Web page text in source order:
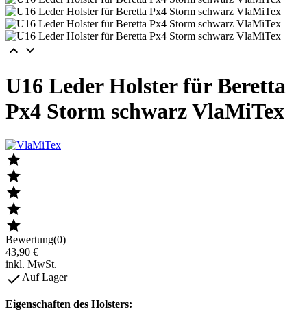
 
U16 Leder Holster für Beretta
Px4 Storm schwarz VlaMiTex





Bewertung(0)
43,90 €
inkl. MwSt.
 Auf Lager
Eigenschaften des Holsters: